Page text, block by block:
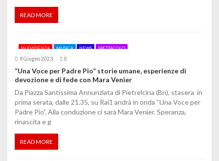
r
t
c
o
l
i
READ MORE
IN EVIDENZA MUSICA NEWS SPETTACOLO
9 Giugno 2023 0
“Una Voce per Padre Pio” storie umane, esperienze di
devozione e di fede con Mara Venier
Da Piazza Santissima Annunziata di Pietrelcina (Bn), stasera in
prima serata, dalle 21.35, su Rai1 andrà in onda “Una Voce per
Padre Pio”. Alla conduzione ci sarà Mara Venier. Speranza,
rinascita e g
READ MORE